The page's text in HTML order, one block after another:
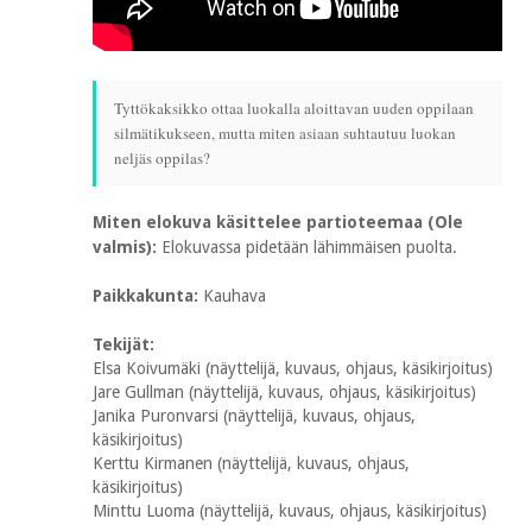
Tyttökaksikko ottaa luokalla aloittavan uuden oppilaan
silmätikukseen, mutta miten asiaan suhtautuu luokan
neljäs oppilas?
Miten elokuva käsittelee partioteemaa (Ole
valmis): Elokuvassa pidetään lähimmäisen puolta.
Paikkakunta: Kauhava
Tekijät:
Elsa Koivumäki (näyttelijä, kuvaus, ohjaus, käsikirjoitus)
Jare Gullman (näyttelijä, kuvaus, ohjaus, käsikirjoitus)
Janika Puronvarsi (näyttelijä, kuvaus, ohjaus,
käsikirjoitus)
Kerttu Kirmanen (näyttelijä, kuvaus, ohjaus,
käsikirjoitus)
Minttu Luoma (näyttelijä, kuvaus, ohjaus, käsikirjoitus)